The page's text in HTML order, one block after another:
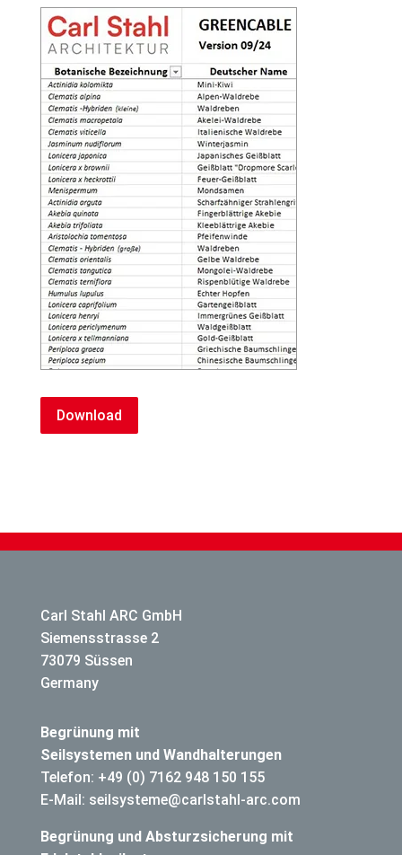
Download
Carl Stahl ARC GmbH
Siemensstrasse 2
73079 Süssen
Germany
Begrünung mit
Seilsystemen und Wandhalterungen
Telefon: +49 (0) 7162 948 150 155
E-Mail: seilsysteme@carlstahl-arc.com
Begrünung und Absturzsicherung mit